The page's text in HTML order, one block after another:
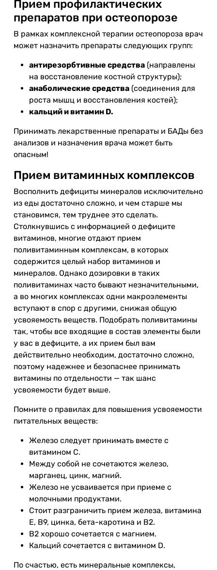
Прием профилактических
препаратов при остеопорозе
В рамках комплексной терапии остеопороза врач
может назначить препараты следующих групп:
антирезорбтивные средства (направлены
на восстановление костной структуры);
анаболические средства (соединения для
роста мышц и восстановления костей);
кальций и витамин D.
Принимать лекарственные препараты и БАДы без
анализов и назначения врача может быть
опасным!
Прием витаминных комплексов
Восполнить дефициты минералов исключительно
из еды достаточно сложно, и чем старше мы
становимся, тем труднее это сделать.
Столкнувшись с информацией о дефиците
витаминов, многие отдают прием
поливитаминным комплексам, в которых
содержится целый набор витаминов и
минералов. Однако дозировки в таких
поливитаминах часто бывают незначительными,
а во многих комплексах одни макроэлементы
вступают в спор с другими, снижая общую
усвояемость веществ. Подобрать поливитамины
так, чтобы все входящие в состав элементы были
у вас в дефиците, а их прием был вам
действительно необходим, достаточно сложно,
поэтому надежнее и безопаснее принимать
витамины по отдельности — так шанс
усвояемости будет выше.
Помните о правилах для повышения усвояемости
питательных веществ:
Железо следует принимать вместе с
витамином С.
Между собой не сочетаются железо,
марганец, цинк, магний.
Железо не усваивается при приеме с
молочными продуктами.
Стоит разграничить прием железа, витамина
Е, В9, цинка, бета-каротина и B2.
В2 хорошо сочетается с магнием.
Кальций сочетается с витамином D.
По счастью, есть минеральные комплексы,